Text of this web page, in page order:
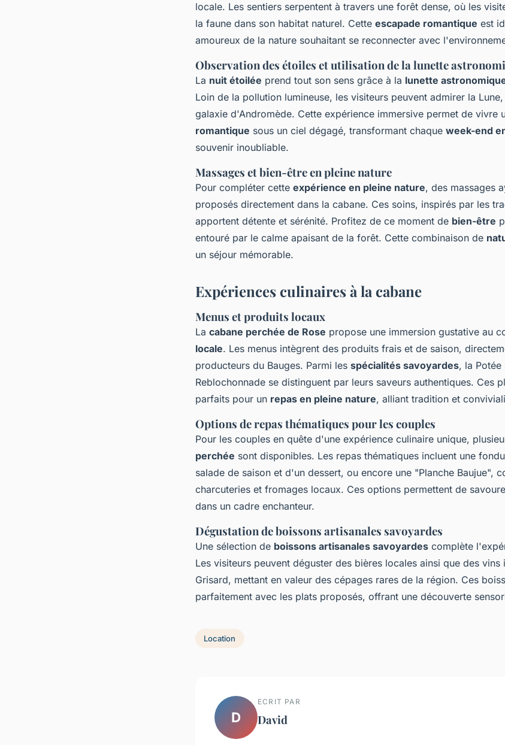
locale. Les sentiers serpentent à travers une forêt dense, où les
la faune dans son habitat naturel. Cette escapade romantique est
amoureux de la nature souhaitant se reconnecter avec
Observation des étoiles et utilisation de la lunette
La nuit étoilée prend tout son sens grâce à la lunette
Loin de la pollution lumineuse, les visiteurs peuvent admirer la
galaxie d'Andromède. Cette expérience immersive permet de vivre
romantique sous un ciel dégagé, transformant chaque week-end
souvenir inoubliable.
Massages et bien-être en pleine nature
Pour compléter cette expérience en pleine nature, des massages
proposés directement dans la cabane. Ces soins, inspirés par les
apportent détente et sérénité. Profitez de ce moment de bien-être
entouré par le calme apaisant de la forêt. Cette combinaison de
un séjour mémorable.
Expériences culinaires à la cabane
Menus et produits locaux
La cabane perchée de Rose propose une immersion gustative au
locale. Les menus intègrent des produits frais et de saison,
producteurs du Bauges. Parmi les spécialités savoyardes, la Potée
Reblochonnade se distinguent par leurs saveurs authentiques. Ces
parfaits pour un repas en pleine nature, alliant tradition et
Options de repas thématiques pour les couples
Pour les couples en quête d'une expérience culinaire unique,
perchée sont disponibles. Les repas thématiques incluent une
salade de saison et d'un dessert, ou encore une "Planche Baujue",
charcuteries et fromages locaux. Ces options permettent de
dans un cadre enchanteur.
Dégustation de boissons artisanales savoyardes
Une sélection de boissons artisanales savoyardes complète
Les visiteurs peuvent déguster des bières locales ainsi que des vins
Grisard, mettant en valeur des cépages rares de la région. Ces
parfaitement avec les plats proposés, offrant une découverte
Location
D
ECRIT PAR
David